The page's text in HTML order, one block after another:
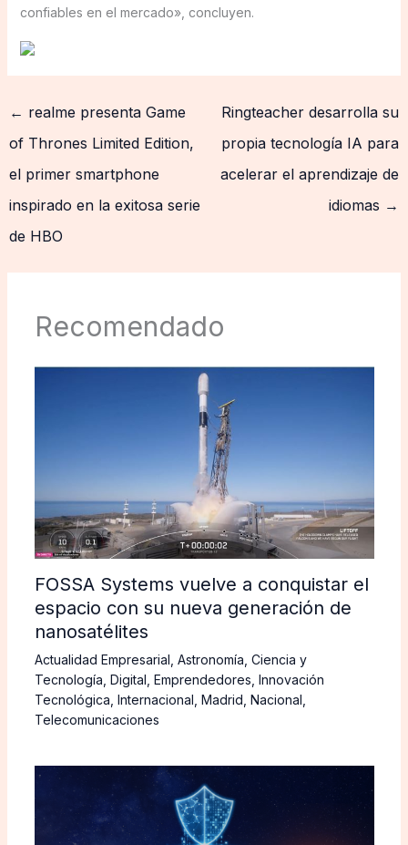
confiables en el mercado», concluyen.
← realme presenta Game
of Thrones Limited Edition,
el primer smartphone
inspirado en la exitosa serie
de HBO
Ringteacher desarrolla su
propia tecnología IA para
acelerar el aprendizaje de
idiomas →
Recomendado
FOSSA Systems vuelve a conquistar el
espacio con su nueva generación de
nanosatélites
Actualidad Empresarial Astronomía Ciencia y
Tecnología Digital Emprendedores Innovación
Tecnológica Internacional Madrid Nacional
Telecomunicaciones